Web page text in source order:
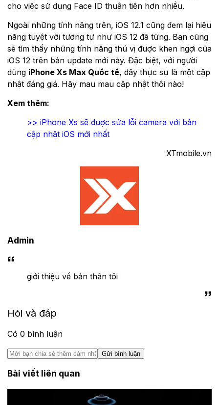
cho việc sử dụng Face ID thuận tiện hơn nhiều.
Ngoài những tính năng trên, iOS 12.1 cũng đem lại hiệu
năng tuyệt vời tương tự như iOS 12 đã từng. Bạn cũng
sẽ tìm thấy những tính năng thú vị được khen ngợi của
iOS 12 trên bản update mới này. Đặc biệt, với người
dùng iPhone Xs Max Quốc tế, đây thực sự là một cập
nhật đáng giá. Hãy mau mau cập nhật thôi nào!
Xem thêm:
>> iPhone Xs sẽ được sửa lỗi camera với bản
cập nhật iOS mới nhất
XTmobile.vn
Admin
giới thiệu về bản thân tôi
Hỏi và đáp
Có 0 bình luận
Gửi bình luận
Bài viết liên quan